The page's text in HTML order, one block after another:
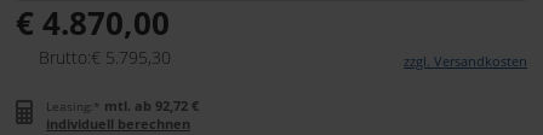
€ 4.870,00
Brutto:€ 5.795,30 zzgl. Versandkosten
Leasing:* mtl. ab 92,72 €
individuell berechnen